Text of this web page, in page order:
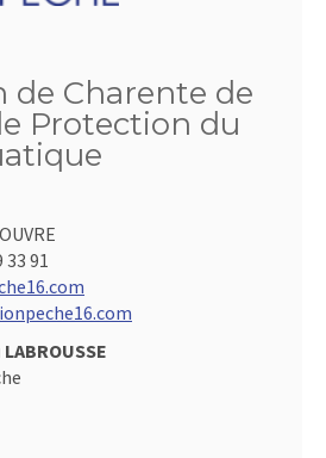
de Charente de
Protection du
33 91